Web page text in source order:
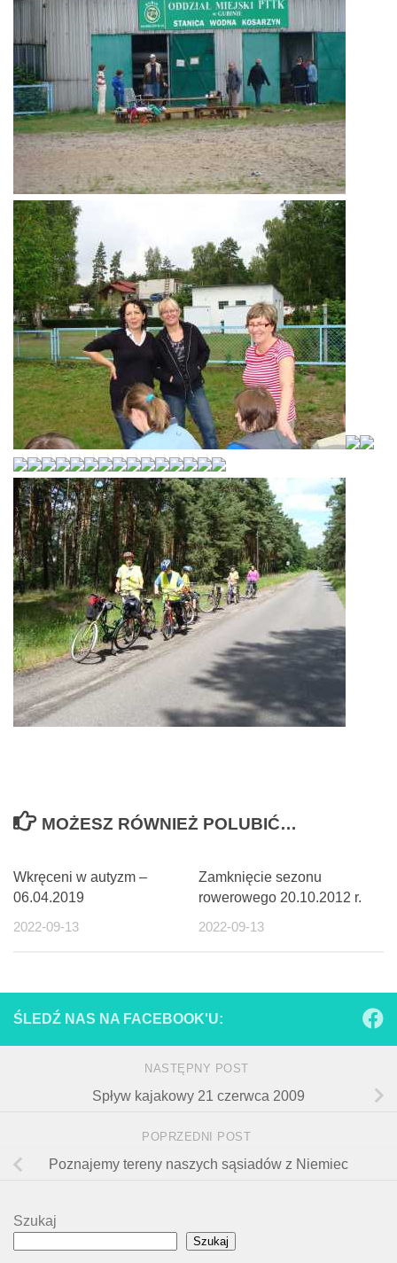
MOŻESZ RÓWNIEŻ POLUBIĆ…
Wkręceni w autyzm –
06.04.2019
2022-09-13
Zamknięcie sezonu
rowerowego 20.10.2012 r.
2022-09-13
ŚLEDŹ NAS NA FACEBOOK'U:
NASTĘPNY POST
Spływ kajakowy 21 czerwca 2009
POPRZEDNI POST
Poznajemy tereny naszych sąsiadów z Niemiec
Szukaj
Szukaj